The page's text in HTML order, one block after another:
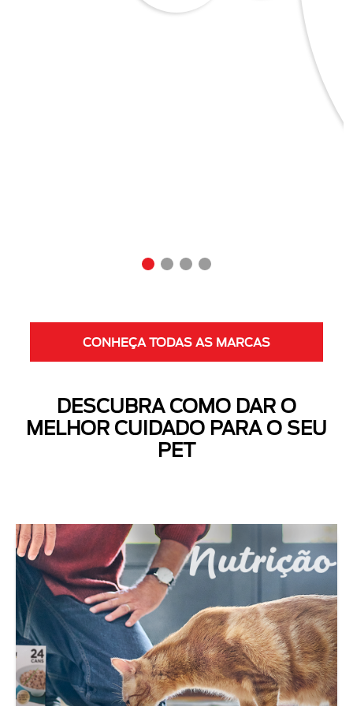
Next
CONHEÇA TODAS AS MARCAS
DESCUBRA COMO DAR O
MELHOR CUIDADO PARA O SEU
PET